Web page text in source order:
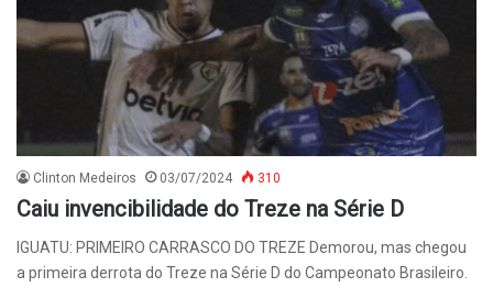
Clinton Medeiros 03/07/2024 310
Caiu invencibilidade do Treze na Série D
IGUATU: PRIMEIRO CARRASCO DO TREZE Demorou, mas chegou
a primeira derrota do Treze na Série D do Campeonato Brasileiro.